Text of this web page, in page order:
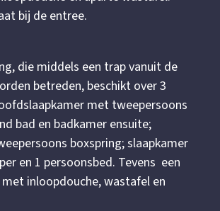
bij de entree.
die middels een trap vanuit de
betreden, beschikt over 3
met tweepersoons
bad en badkamer ensuite;
boxspring; slaapkamer
en 1 persoonsbed. Tevens een
inloopdouche, wastafel en